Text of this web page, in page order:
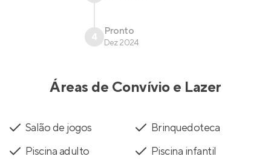
4 Pronto
Dez 2024
Áreas de Convívio e Lazer
Salão de jogos
Brinquedoteca
Piscina adulto
Piscina infantil